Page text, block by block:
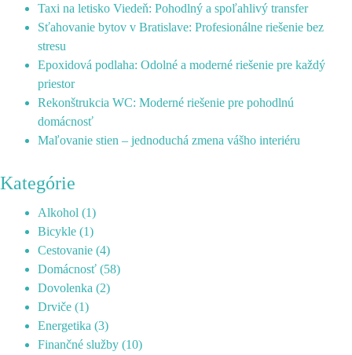
Taxi na letisko Viedeň: Pohodlný a spoľahlivý transfer
Sťahovanie bytov v Bratislave: Profesionálne riešenie bez
stresu
Epoxidová podlaha: Odolné a moderné riešenie pre každý
priestor
Rekonštrukcia WC: Moderné riešenie pre pohodlnú
domácnosť
Maľovanie stien – jednoduchá zmena vášho interiéru
Kategórie
Alkohol (1)
Bicykle (1)
Cestovanie (4)
Domácnosť (58)
Dovolenka (2)
Drviče (1)
Energetika (3)
Finančné služby (10)